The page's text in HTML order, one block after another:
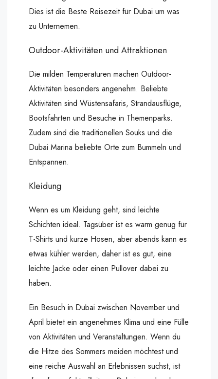
Dies ist die Beste Reisezeit für Dubai um was
zu Unternemen.
Outdoor-Aktivitäten und Attraktionen
Die milden Temperaturen machen Outdoor-
Aktivitäten besonders angenehm. Beliebte
Aktivitäten sind Wüstensafaris, Strandausflüge,
Bootsfahrten und Besuche in Themenparks.
Zudem sind die traditionellen Souks und die
Dubai Marina beliebte Orte zum Bummeln und
Entspannen.
Kleidung
Wenn es um Kleidung geht, sind leichte
Schichten ideal. Tagsüber ist es warm genug für
T-Shirts und kurze Hosen, aber abends kann es
etwas kühler werden, daher ist es gut, eine
leichte Jacke oder einen Pullover dabei zu
haben.
Ein Besuch in Dubai zwischen November und
April bietet ein angenehmes Klima und eine Fülle
von Aktivitäten und Veranstaltungen. Wenn du
die Hitze des Sommers meiden möchtest und
eine reiche Auswahl an Erlebnissen suchst, ist